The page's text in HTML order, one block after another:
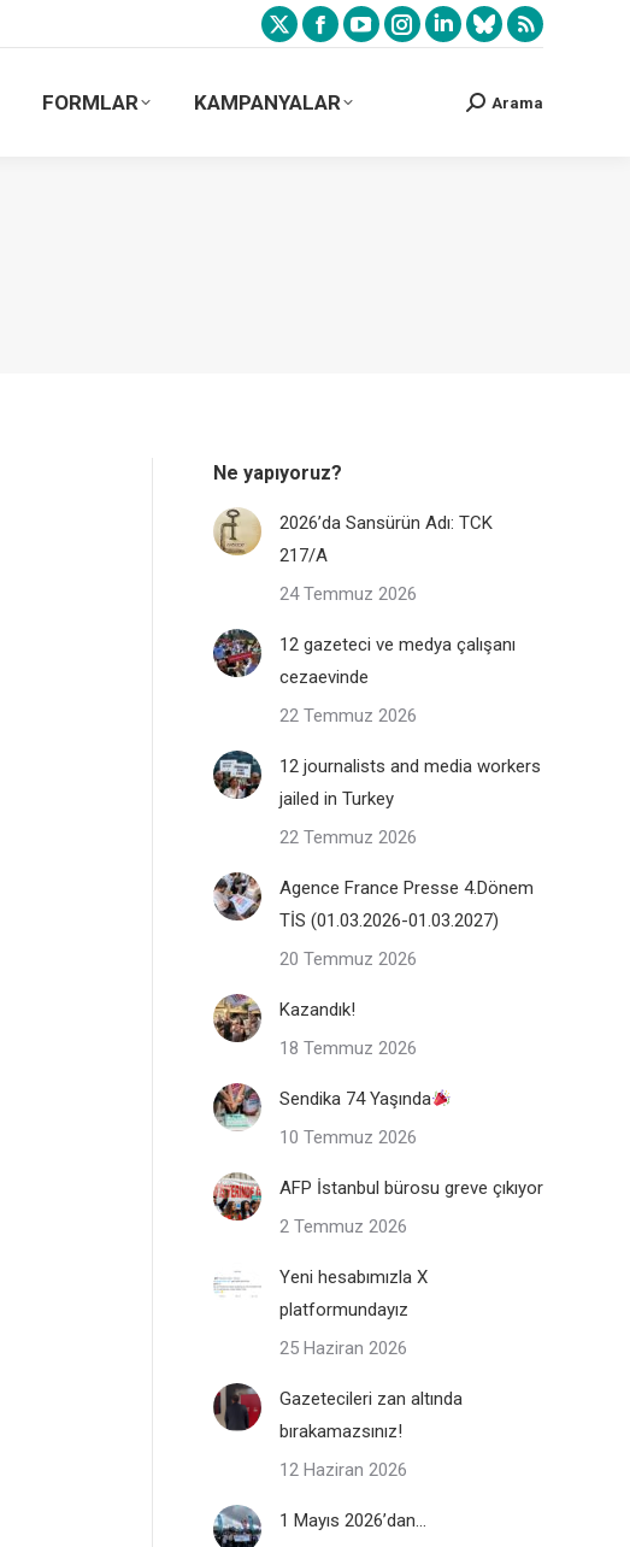
FORMLAR KAMPANYALAR Arama
Ne yapıyoruz?
2026’da Sansürün Adı: TCK
217/A
24 Temmuz 2026
12 gazeteci ve medya çalışanı
cezaevinde
22 Temmuz 2026
12 journalists and media workers
jailed in Turkey
22 Temmuz 2026
Agence France Presse 4.Dönem
TİS (01.03.2026-01.03.2027)
20 Temmuz 2026
Kazandık!
18 Temmuz 2026
Sendika 74 Yaşında
10 Temmuz 2026
AFP İstanbul bürosu greve çıkıyor
2 Temmuz 2026
Yeni hesabımızla X
platformundayız
25 Haziran 2026
Gazetecileri zan altında
bırakamazsınız!
12 Haziran 2026
1 Mayıs 2026’dan…